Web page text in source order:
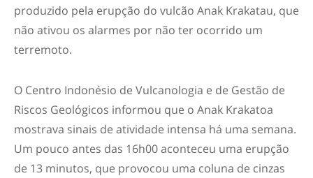
produzido pela erupção do vulcão Anak Krakatau, que
não ativou os alarmes por não ter ocorrido um
terremoto.
O Centro Indonésio de Vulcanologia e de Gestão de
Riscos Geológicos informou que o Anak Krakatoa
mostrava sinais de atividade intensa há uma semana.
Um pouco antes das 16h00 aconteceu uma erupção
de 13 minutos, que provocou uma coluna de cinzas